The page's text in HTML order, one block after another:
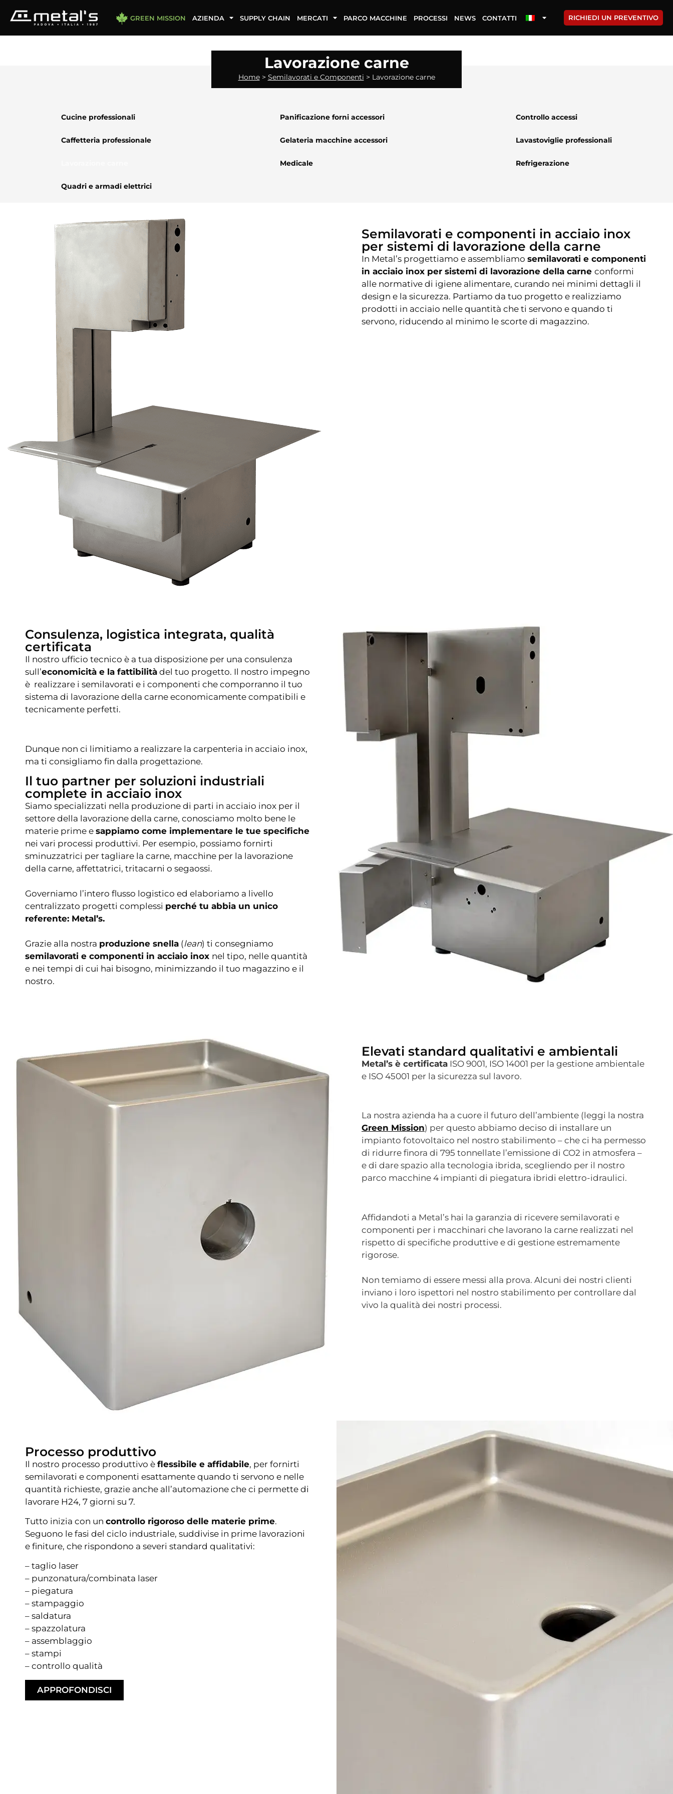
GREEN MISSION AZIENDA SUPPLY CHAIN MERCATI PARCO MACCHINE PROCESSI NEWS CONTATTI RICHIEDI UN PREVENTIVO
Lavorazione carne
Home> Semilavorati e Componenti > Lavorazione carne
Cucine professionali
Caffetteria professionale
Quadri e armadi elettrici
Panificazione forni accessori
Gelateria macchine accessori
Medicale
Controllo accessi
Lavastoviglie professionali
Refrigerazione
Semilavorati e componenti in acciaio inox
per sistemi di lavorazione della carne
In Metal’s progettiamo e assembliamo semilavorati e componenti
in acciaio inox per sistemi di lavorazione della carne conformi
alle normative di igiene alimentare, curando nei minimi dettagli il
design e la sicurezza. Partiamo da tuo progetto e realizziamo
prodotti in acciaio nelle quantità che ti servono e quando ti
servono, riducendo al minimo le scorte di magazzino.
Consulenza, logistica integrata, qualità
certificata
Il nostro ufficio tecnico è a tua disposizione per una consulenza
sull’economicità e la fattibilità del tuo progetto. Il nostro impegno
è realizzare i semilavorati e i componenti che comporranno il tuo
sistema di lavorazione della carne economicamente compatibili e
tecnicamente perfetti.
Dunque non ci limitiamo a realizzare la carpenteria in acciaio inox,
ma ti consigliamo fin dalla progettazione.
Il tuo partner per soluzioni industriali
complete in acciaio inox
Siamo specializzati nella produzione di parti in acciaio inox per il
settore della lavorazione della carne, conosciamo molto bene le
materie prime e sappiamo come implementare le tue specifiche
nei vari processi produttivi. Per esempio, possiamo fornirti
sminuzzatrici per tagliare la carne, macchine per la lavorazione
della carne, affettatrici, tritacarni o segaossi.
Governiamo l’intero flusso logistico ed elaboriamo a livello
centralizzato progetti complessi perché tu abbia un unico
referente: Metal’s.
Grazie alla nostra produzione snella (lean) ti consegniamo
semilavorati e componenti in acciaio inox nel tipo, nelle quantità
e nei tempi di cui hai bisogno, minimizzando il tuo magazzino e il
nostro.
Elevati standard qualitativi e ambientali
Metal’s è certificata ISO 9001, ISO 14001 per la gestione ambientale
e ISO 45001 per la sicurezza sul lavoro.
La nostra azienda ha a cuore il futuro dell’ambiente (leggi la nostra
Green Mission) per questo abbiamo deciso di installare un
impianto fotovoltaico nel nostro stabilimento – che ci ha permesso
di ridurre finora di 795 tonnellate l’emissione di CO2 in atmosfera –
e di dare spazio alla tecnologia ibrida, scegliendo per il nostro
parco macchine 4 impianti di piegatura ibridi elettro-idraulici.
Affidandoti a Metal’s hai la garanzia di ricevere semilavorati e
componenti per i macchinari che lavorano la carne realizzati nel
rispetto di specifiche produttive e di gestione estremamente
rigorose.
Non temiamo di essere messi alla prova. Alcuni dei nostri clienti
inviano i loro ispettori nel nostro stabilimento per controllare dal
vivo la qualità dei nostri processi.
Processo produttivo
Il nostro processo produttivo è flessibile e affidabile, per fornirti
semilavorati e componenti esattamente quando ti servono e nelle
quantità richieste, grazie anche all’automazione che ci permette di
lavorare H24, 7 giorni su 7.
Tutto inizia con un controllo rigoroso delle materie prime.
Seguono le fasi del ciclo industriale, suddivise in prime lavorazioni
e finiture, che rispondono a severi standard qualitativi:
– taglio laser
– punzonatura/combinata laser
– piegatura
– stampaggio
– saldatura
– spazzolatura
– assemblaggio
– stampi
– controllo qualità
APPROFONDISCI